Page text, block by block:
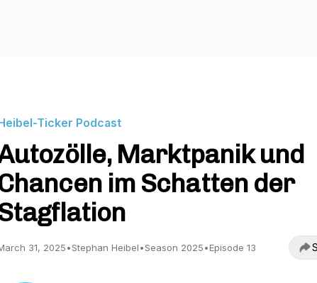
Ticker Podcast
Marktpanik und
im Schatten der
31, 2025•Stephan Heibel•Season 2025•Episode 13